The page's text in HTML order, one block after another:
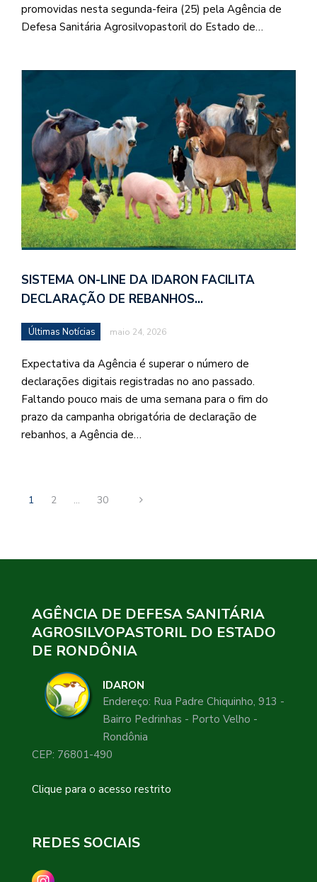
promovidas nesta segunda-feira (25) pela Agência de
Defesa Sanitária Agrosilvopastoril do Estado de…
SISTEMA ON-LINE DA IDARON FACILITA
DECLARAÇÃO DE REBANHOS…
Últimas Notícias maio 24, 2026
Expectativa da Agência é superar o número de
declarações digitais registradas no ano passado.
Faltando pouco mais de uma semana para o fim do
prazo da campanha obrigatória de declaração de
rebanhos, a Agência de…
1 2 … 30
AGÊNCIA DE DEFESA SANITÁRIA
AGROSILVOPASTORIL DO ESTADO
DE RONDÔNIA
IDARON
Endereço: Rua Padre Chiquinho, 913 -
Bairro Pedrinhas - Porto Velho -
Rondônia
CEP: 76801-490
Clique para o acesso restrito
REDES SOCIAIS